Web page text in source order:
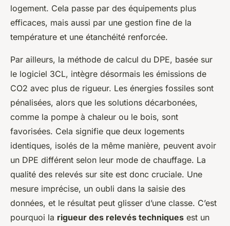
logement. Cela passe par des équipements plus
efficaces, mais aussi par une gestion fine de la
température et une étanchéité renforcée.
Par ailleurs, la méthode de calcul du DPE, basée sur
le logiciel 3CL, intègre désormais les émissions de
CO2 avec plus de rigueur. Les énergies fossiles sont
pénalisées, alors que les solutions décarbonées,
comme la pompe à chaleur ou le bois, sont
favorisées. Cela signifie que deux logements
identiques, isolés de la même manière, peuvent avoir
un DPE différent selon leur mode de chauffage. La
qualité des relevés sur site est donc cruciale. Une
mesure imprécise, un oubli dans la saisie des
données, et le résultat peut glisser d’une classe. C’est
pourquoi la rigueur des relevés techniques est un